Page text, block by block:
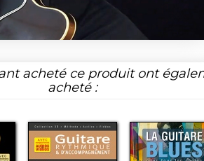
acheté ce produit ont
acheté :